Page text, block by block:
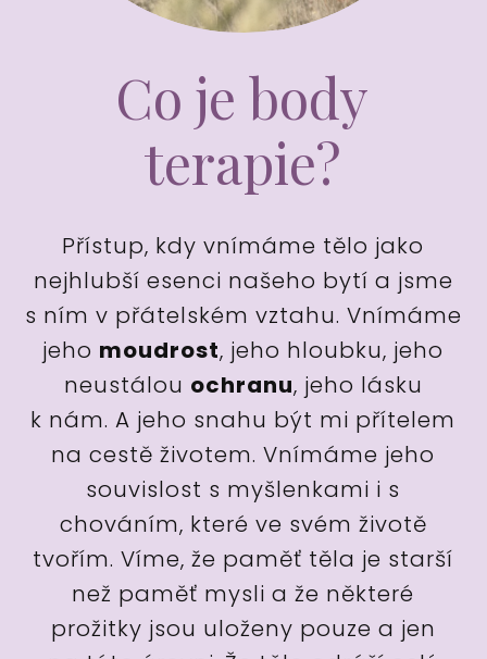
Co je body
terapie?
Přístup, kdy vnímáme tělo jako
nejhlubší esenci našeho bytí a jsme
s ním v přátelském vztahu. Vnímáme
jeho moudrost, jeho hloubku, jeho
neustálou ochranu, jeho lásku
k nám. A jeho snahu být mi přítelem
na cestě životem. Vnímáme jeho
souvislost s myšlenkami i s
chováním, které ve svém životě
tvořím. Víme, že paměť těla je starší
než paměť mysli a že některé
prožitky jsou uloženy pouze a jen